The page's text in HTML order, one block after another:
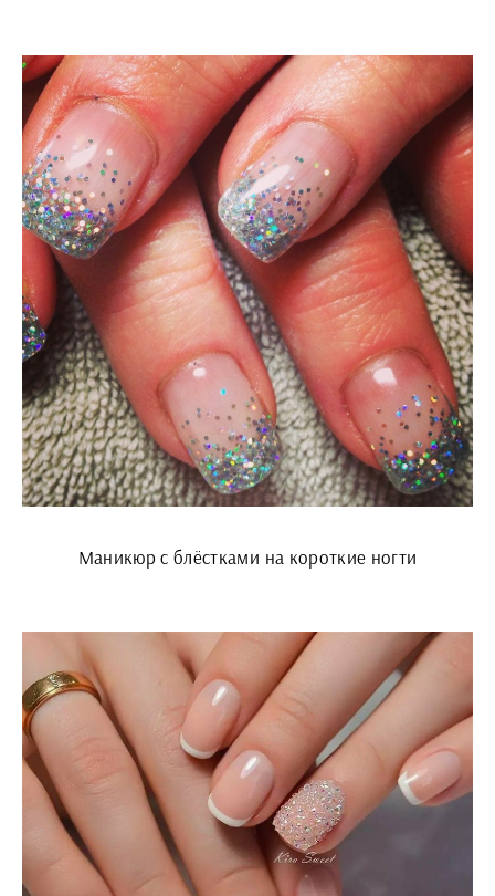
Маникюр с блёстками на короткие ногти